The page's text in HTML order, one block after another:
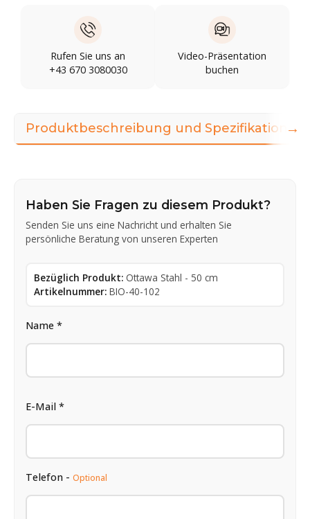
Rufen Sie uns an
+43 670 3080030
Video-Präsentation
buchen
Produktbeschreibung und Spezifikationen
Haben Sie Fragen zu diesem Produkt?
Senden Sie uns eine Nachricht und erhalten Sie
persönliche Beratung von unseren Experten
Bezüglich Produkt: Ottawa Stahl - 50 cm
Artikelnummer: BIO-40-102
Name *
E-Mail *
Telefon - Optional
→